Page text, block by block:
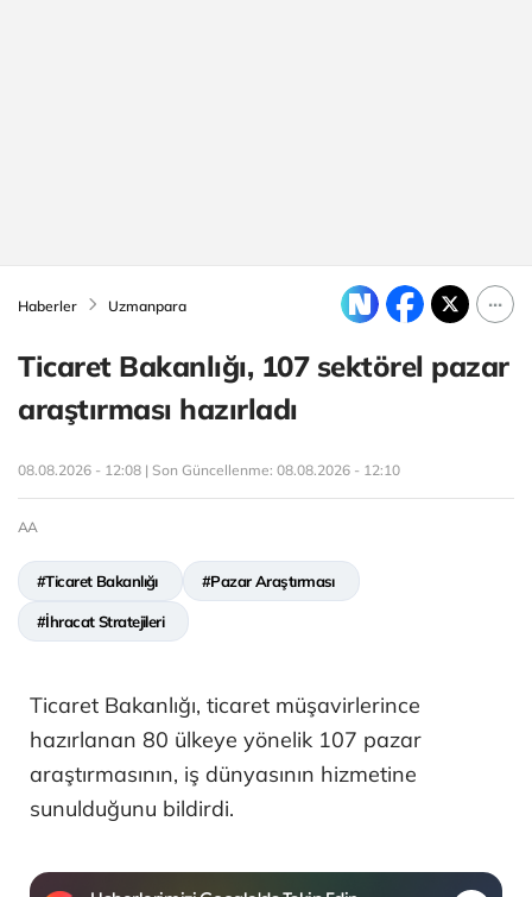
Haberler Uzmanpara
Ticaret Bakanlığı, 107 sektörel pazar
araştırması hazırladı
08.08.2026 - 12:08 | Son Güncellenme: 08.08.2026 - 12:10
AA
#Ticaret Bakanlığı #Pazar Araştırması
#İhracat Stratejileri
Ticaret Bakanlığı, ticaret müşavirlerince
hazırlanan 80 ülkeye yönelik 107 pazar
araştırmasının, iş dünyasının hizmetine
sunulduğunu bildirdi.